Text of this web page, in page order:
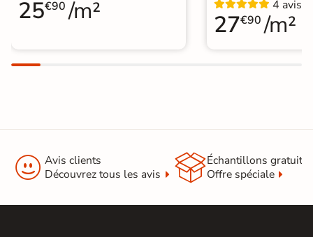
25€90 /m²
4 avis
27€90 /m²
 Avis clients
Découvrez tous les avis
Échantillons gratuit
Offre spéciale